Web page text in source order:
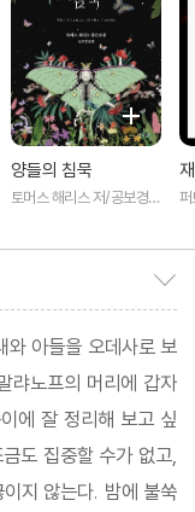
양들의 침묵
토머스 해리스 저/공보경
아들을 오데사로 보
랴노프의 머리에 갑자
에 잘 정리해 보고 싶
도 집중할 수가 없고,
지 않는다. 밤에 불쑥